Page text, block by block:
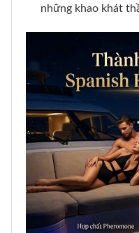
những khao khát